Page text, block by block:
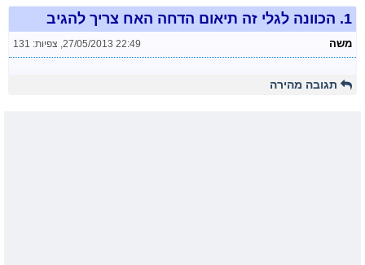
1. הכוונה לגלי זה תיאום הדחה האח צריך להגיב
משה 27/05/2013 22:49
, צפיות: 131
תגובה מהירה